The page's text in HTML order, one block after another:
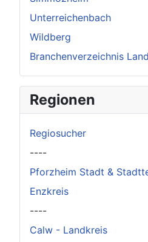
Unterreichenbach
Wildberg
Branchenverzeichnis
Regionen
Regiosucher
----
Pforzheim Stadt &
Enzkreis
----
Calw - Landkreis